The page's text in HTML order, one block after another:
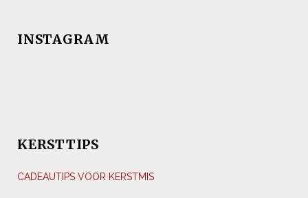
INSTAGRAM
KERSTTIPS
CADEAUTIPS VOOR KERSTMIS